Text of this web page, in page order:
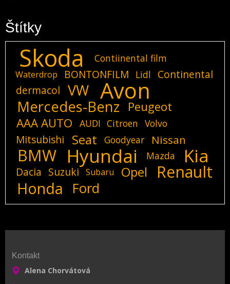
Štítky
Skoda Contiinental film
Waterdrop BONTONFILM Lidl
Continental
dermacol
VW Avon
Mercedes-Benz
Peugeot
AAA AUTO
AUDI Citroen Volvo
Mitsubishi Seat Goodyear Nissan
BMW Hyundai Mazda Kia
Dacia Suzuki Subaru Opel Renault
Honda Ford
Kontakt
Alena Chorvátová